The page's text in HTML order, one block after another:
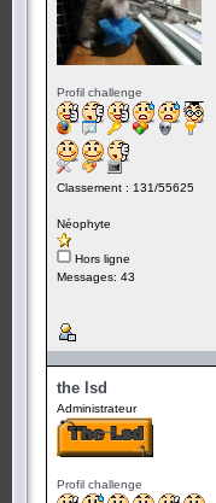
Profil challenge
Classement : 131/55625
Néophyte
Hors ligne
Messages: 43
the lsd
Administrateur
Profil challenge